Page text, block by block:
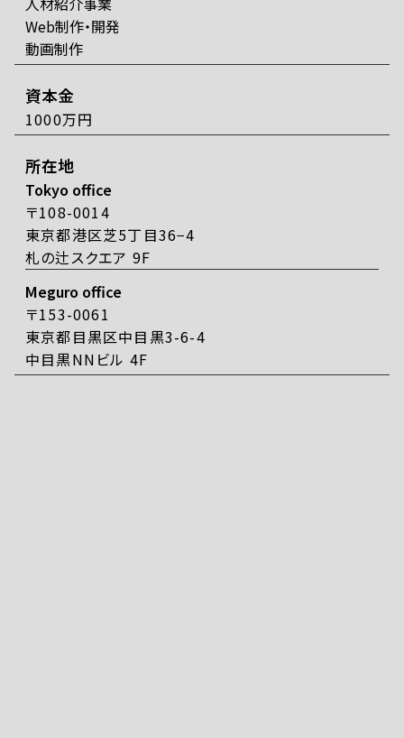
Web制作・開発
動画制作
資本金
1000万円
所在地
Tokyo office
〒108-0014
東京都港区芝5丁目36−4
札の辻スクエア 9F
Meguro office
〒153-0061
東京都目黒区中目黒3-6-4
中目黒NNビル 4F